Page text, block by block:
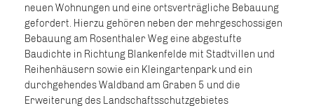
neuen Wohnungen und eine ortsverträgliche Bebauung
gefordert. Hierzu gehören neben der mehrgeschossigen
Bebauung am Rosenthaler Weg eine abgestufte
Baudichte in Richtung Blankenfelde mit Stadtvillen und
Reihenhäusern sowie ein Kleingartenpark und ein
durchgehendes Waldband am Graben 5 und die
Erweiterung des Landschaftsschutzgebietes